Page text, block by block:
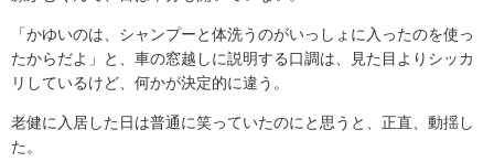
「かゆいのは、シャンプーと体洗うのがいっしょに入ったのを使っ
たからだよ」と、車の窓越しに説明する口調は、見た目よりシッカ
リしているけど、何かが決定的に違う。
老健に入居した日は普通に笑っていたのにと思うと、正直、動揺し
た。